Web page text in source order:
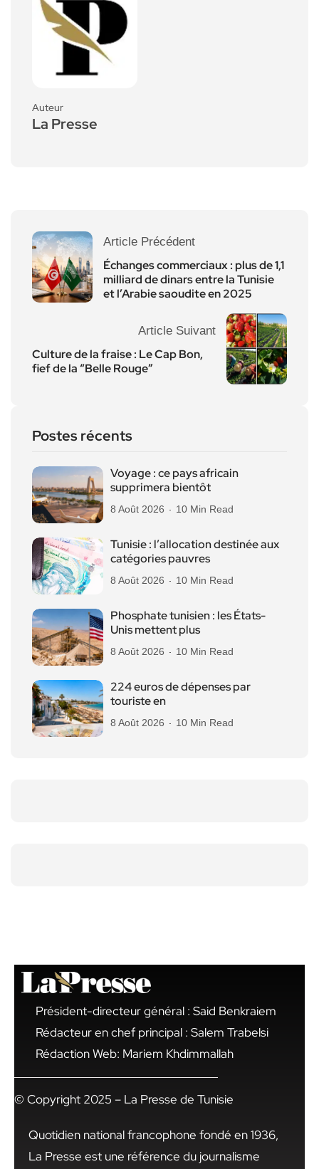
Auteur
La Presse
Article Précédent
Échanges commerciaux : plus de 1,1
milliard de dinars entre la Tunisie
et l’Arabie saoudite en 2025
Article Suivant
Culture de la fraise : Le Cap Bon,
fief de la “Belle Rouge”
Postes récents
Voyage : ce pays africain
supprimera bientôt
8 Août 2026 10 Min Read
Tunisie : l’allocation destinée aux
catégories pauvres
8 Août 2026 10 Min Read
Phosphate tunisien : les États-
Unis mettent plus
8 Août 2026 10 Min Read
224 euros de dépenses par
touriste en
8 Août 2026 10 Min Read
Président-directeur général : Said Benkraiem
Rédacteur en chef principal : Salem Trabelsi
Rédaction Web: Mariem Khdimmallah
© Copyright 2025 – La Presse de Tunisie
Quotidien national francophone fondé en 1936,
La Presse est une référence du journalisme